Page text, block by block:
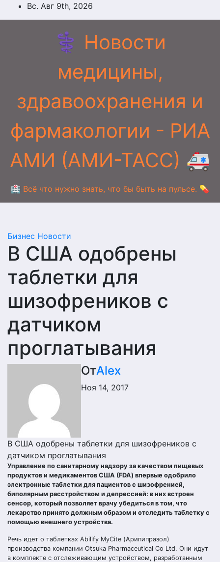
Перейти
к
Вс. Авг 9th, 2026
⚕️ Новости
медицины,
здравоохранения и
фармакологии - РИА
АМИ (АМИ-ТАСС) 🚑
🏥 Всё что нужно знать, что бы быть на пульсе. 💊
Бизнес Новости
В США одобрены
таблетки для
шизофреников с
датчиком
проглатывания
ОтAlex
Ноя 14, 2017
В США одобрены таблетки для шизофреников с
датчиком проглатывания
Управление по санитарному надзору за качеством пищевых
продуктов и медикаментов США (FDA) впервые одобрило
электронные таблетки для пациентов с шизофренией,
биполярным расстройством и депрессией: в них встроен
сенсор, который позволяет врачу убедиться в том, что
лекарство принято должным образом и отследить таблетку с
помощью внешнего устройства.
Речь идет о таблетках Abilify MyCite (Арипипразол)
производства компании Otsuka Pharmaceutical Co Ltd. Они идут
в комплекте с отслеживающим устройством, разработанным